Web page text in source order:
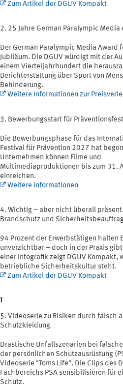
Zum Artikel der DGUV Kompakt
25 Jahre German Paralympic Media
Der German Paralympic Media Award
Jubiläum. Die DGUV würdigt mit der
einem Vierteljahrhundert die
Berichterstattung über Sport von
Behinderung.
Weitere Informationen zur
Bewerbungsstart für
Die Bewerbungsphase für das
Festival für Prävention 2027 hat
Unternehmen können Filme und
Multimediaproduktionen bis zum 31.
einreichen.
Weitere Informationen
Wichtig – aber nicht überall
Brandschutz und
94 Prozent der Erwerbstätigen halten
unverzichtbar – doch in der Praxis
einer Infografik zeigt DGUV Kompakt,
betriebliche Sicherheitskultur steht.
Zum Artikel der DGUV Kompakt
Videoserie zu Risiken durch falsch
Schutzkleidung
Drastische Unfallszenarien bei
der persönlichen Schutzausrüstung
Videoserie "Toms Life". Die Clips des
Fachbereichs PSA sensibilisieren für
Schutz.